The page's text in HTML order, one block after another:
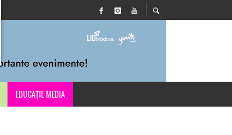
EDUCAȚIE MEDIA